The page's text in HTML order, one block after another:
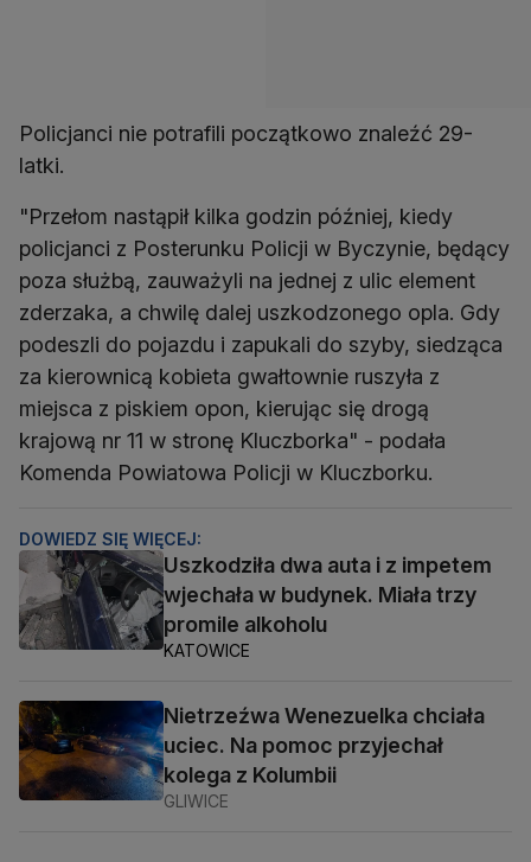
Policjanci nie potrafili początkowo znaleźć 29-
latki.
"Przełom nastąpił kilka godzin później, kiedy
policjanci z Posterunku Policji w Byczynie, będący
poza służbą, zauważyli na jednej z ulic element
zderzaka, a chwilę dalej uszkodzonego opla. Gdy
podeszli do pojazdu i zapukali do szyby, siedząca
za kierownicą kobieta gwałtownie ruszyła z
miejsca z piskiem opon, kierując się drogą
krajową nr 11 w stronę Kluczborka" - podała
Komenda Powiatowa Policji w Kluczborku.
DOWIEDZ SIĘ WIĘCEJ:
Uszkodziła dwa auta i z impetem
wjechała w budynek. Miała trzy
promile alkoholu
KATOWICE
Nietrzeźwa Wenezuelka chciała
uciec. Na pomoc przyjechał
kolega z Kolumbii
GLIWICE